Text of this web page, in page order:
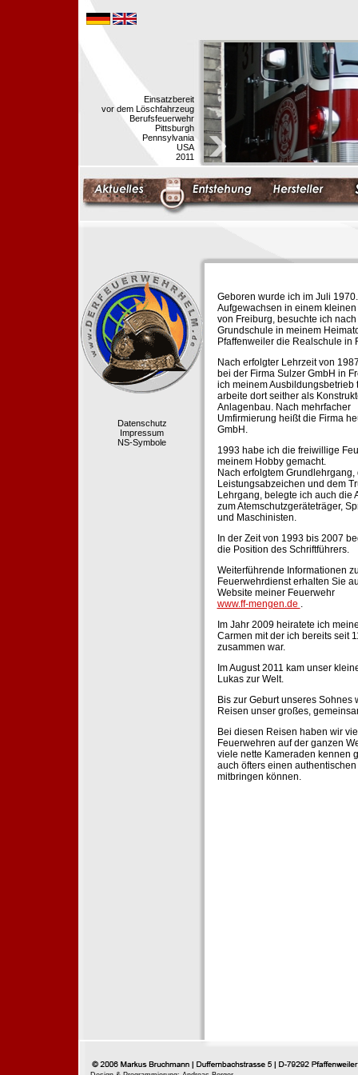
Einsatzbereit
vor dem Löschfahrzeug
Berufsfeuerwehr
Pittsburgh
Pennsylvania
USA
2011
Datenschutz
Impressum
NS-Symbole
Geboren wurde ich im Juli 1970.
Aufgewachsen in einem kleinen
von Freiburg, besuchte ich nach
Grundschule in meinem
Pfaffenweiler die Realschule in
Nach erfolgter Lehrzeit von
bei der Firma Sulzer GmbH in
ich meinem Ausbildungsbetrieb
arbeite dort seither als
Anlagenbau. Nach mehrfacher
Umfirmierung heißt die Firma
GmbH.
1993 habe ich die freiwillige
meinem Hobby gemacht.
Nach erfolgtem Grundlehrgang,
Leistungsabzeichen und dem
Lehrgang, belegte ich auch die
zum Atemschutzgeräteträger,
und Maschinisten.
In der Zeit von 1993 bis 2007
die Position des Schriftführers.
Weiterführende Informationen
Feuerwehrdienst erhalten Sie
Website meiner Feuerwehr
www.ff-mengen.de .
Im Jahr 2009 heiratete ich
Carmen mit der ich bereits seit
zusammen war.
Im August 2011 kam unser
Lukas zur Welt.
Bis zur Geburt unseres Sohnes
Reisen unser großes,
Bei diesen Reisen haben wir
Feuerwehren auf der ganzen
viele nette Kameraden kennen
auch öfters einen
mitbringen können.